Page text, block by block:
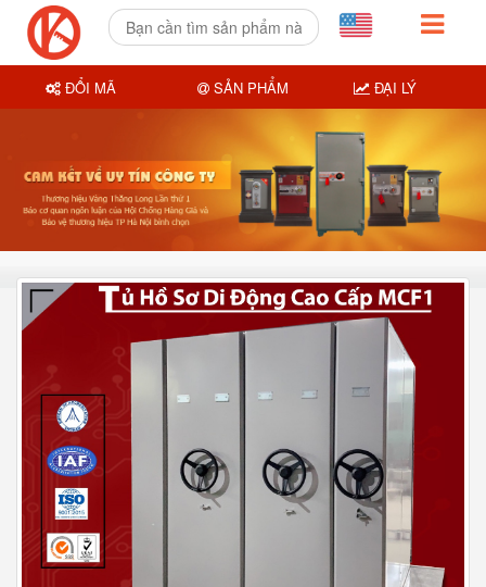
ĐỔI MÃ SẢN PHẨM ĐẠI LÝ